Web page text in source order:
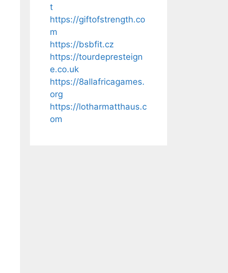
t
https://giftofstrength.co
m
https://bsbfit.cz
https://tourdepresteign
e.co.uk
https://8allafricagames.
org
https://lotharmatthaus.c
om